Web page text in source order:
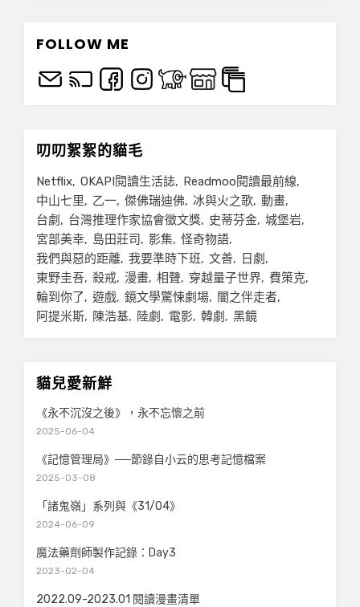
FOLLOW ME
叨叨絮絮的貓毛
Netflix OKAPI閱讀生活誌
Readmoo閱讀最前線
中山七里
乙一 傑佛瑞迪佛 冰與火之歌 動畫
台劇
台灣推理作家協會徵文獎 史蒂芬金 城堡岩
宮部美幸
島田莊司 影集 怪奇物語
我們與惡的距離 我要準時下班 文善
日劇
東野圭吾 殺戒 漫畫 相聲 穿越量子世界
費策克
輪到你了
遊戲 鏡文學驚悚劇場
闇之伴走者
阿提米斯
陳浩基 陸劇 電影 韓劇 黑鏡
貓兒愛新鮮
《永不沉沒之後》，永不忘懷之前
2025-06-04
《記憶管理局》──節錄自小云的思考記憶檔案
2025-03-08
「諸鬼嶺」系列與《31/04》
2024-06-09
魔法藥劑師製作記錄：Day3
2023-02-04
2022.09-2023.01 閱讀漫畫清單